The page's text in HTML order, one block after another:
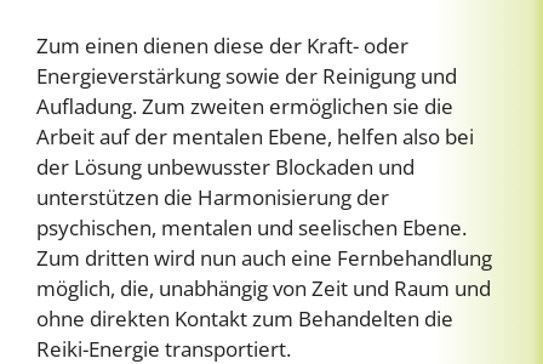
Zum einen dienen diese der Kraft- oder
Energieverstärkung sowie der Reinigung und
Aufladung. Zum zweiten ermöglichen sie die
Arbeit auf der mentalen Ebene, helfen also bei
der Lösung unbewusster Blockaden und
unterstützen die Harmonisierung der
psychischen, mentalen und seelischen Ebene.
Zum dritten wird nun auch eine Fernbehandlung
möglich, die, unabhängig von Zeit und Raum und
ohne direkten Kontakt zum Behandelten die
Reiki-Energie transportiert.